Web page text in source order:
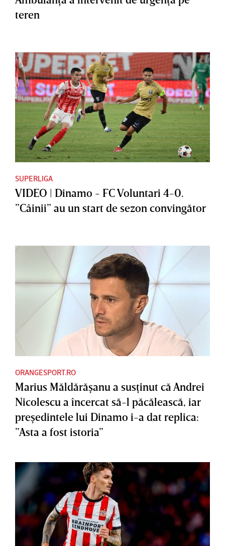
teren
SUPERLIGA
VIDEO | Dinamo - FC Voluntari 4-0.
”Câinii” au un start de sezon convingător
ORANGESPORT.RO
Marius Măldărăşanu a susţinut că Andrei
Nicolescu a încercat să-l păcălească, iar
preşedintele lui Dinamo i-a dat replica:
”Asta a fost istoria”